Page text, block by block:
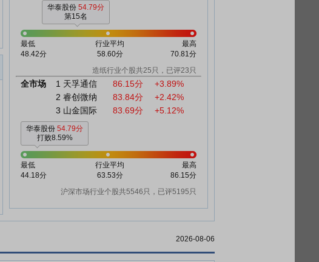
华泰股份 54.79分
第15名
最低
48.42分
行业平均
58.60分
最高
70.81分
造纸行业个股共25只，已评23只
全市场 1 天孚通信 86.15分
+3.89%
2 睿创微纳 83.84分
+2.42%
3 山金国际 83.69分 +5.12%
华泰股份 54.79分
打败8.59%
最低
44.18分
行业平均
63.53分
最高
86.15分
沪深市场行业个股共5546只，已评5195只
2026-08-06